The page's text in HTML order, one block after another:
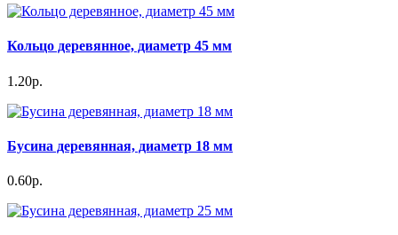
Кольцо деревянное, диаметр 45 мм
1.20р.
Бусина деревянная, диаметр 18 мм
0.60р.